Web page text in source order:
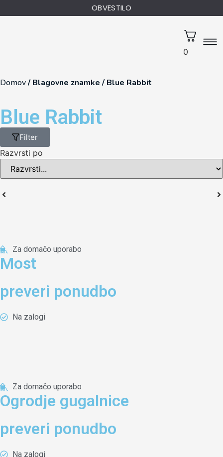
OBVESTILO
0
Domov/ Blagovne znamke / Blue Rabbit
Blue Rabbit
Filter
Razvrsti po
Za domačo uporabo
Most
preveri ponudbo
Na zalogi
Za domačo uporabo
Ogrodje gugalnice
preveri ponudbo
Na zalogi